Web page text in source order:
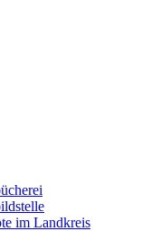
im Landkreis